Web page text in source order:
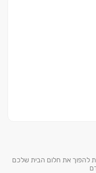
החדשני המאפשר
הנשימה. להיחשף
ועד חדרי
הטבעת המקיף את
הגדול ביותר
להפוך את חלום הבית שלכם